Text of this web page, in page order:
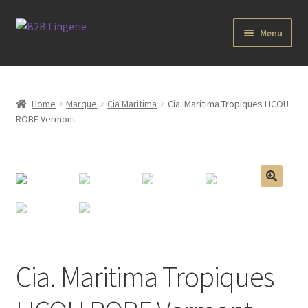
Aller
Aller
Menu
B2B Lingerie Site Officiel
Wholesale Registration Page
Boutique
Marques
Femme
Home Marque Cia Maritima
Cia. Maritima Tropiques LICOU
ROBE Vermont
Cia. Maritima Tropiques